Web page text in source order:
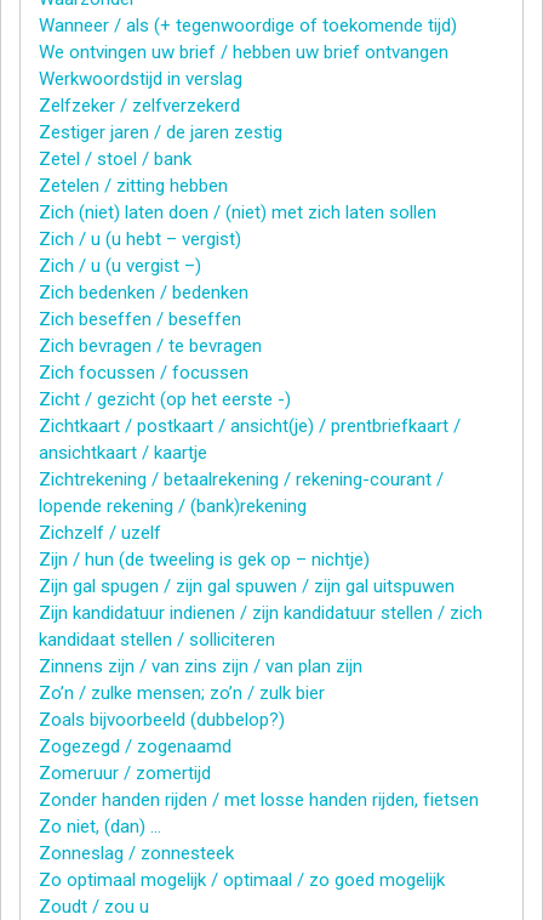
Wanneer / als (+ tegenwoordige of toekomende tijd)
We ontvingen uw brief / hebben uw brief ontvangen
Werkwoordstijd in verslag
Zelfzeker / zelfverzekerd
Zestiger jaren / de jaren zestig
Zetel / stoel / bank
Zetelen / zitting hebben
Zich (niet) laten doen / (niet) met zich laten sollen
Zich / u (u hebt – vergist)
Zich / u (u vergist –)
Zich bedenken / bedenken
Zich beseffen / beseffen
Zich bevragen / te bevragen
Zich focussen / focussen
Zicht / gezicht (op het eerste -)
Zichtkaart / postkaart / ansicht(je) / prentbriefkaart /
ansichtkaart / kaartje
Zichtrekening / betaalrekening / rekening-courant /
lopende rekening / (bank)rekening
Zichzelf / uzelf
Zijn / hun (de tweeling is gek op – nichtje)
Zijn gal spugen / zijn gal spuwen / zijn gal uitspuwen
Zijn kandidatuur indienen / zijn kandidatuur stellen / zich
kandidaat stellen / solliciteren
Zinnens zijn / van zins zijn / van plan zijn
Zo’n / zulke mensen; zo’n / zulk bier
Zoals bijvoorbeeld (dubbelop?)
Zogezegd / zogenaamd
Zomeruur / zomertijd
Zonder handen rijden / met losse handen rijden, fietsen
Zo niet, (dan) …
Zonneslag / zonnesteek
Zo optimaal mogelijk / optimaal / zo goed mogelijk
Zoudt / zou u